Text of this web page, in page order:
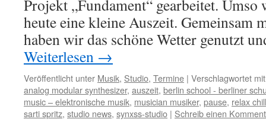
Projekt „Fundament“ gearbeitet.
heute eine kleine Auszeit. Gemeinsam
haben wir das schöne Wetter genutzt
Weiterlesen →
Veröffentlicht unter Musik, Studio, Termine | Verschlagwortet mit
analog modular synthesizer, auszeit, berlin school - berliner
music – elektronische musik, musician musiker, pause, relax
sarti spritz, studio news, synxss-studio | Schreib einen